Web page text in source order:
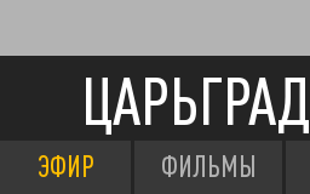
ЦАРЬГРАД
ЭФИР ФИЛЬМЫ